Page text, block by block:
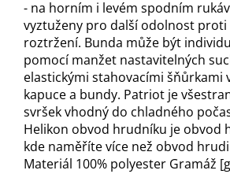
- na horním i levém spodním
vyztuženy pro další odolnost
roztržení. Bunda může být
pomocí manžet nastavitelných
elastickými stahovacími šňůrkami
kapuce a bundy. Patriot je
svršek vhodný do chladného
Helikon obvod hrudníku je obvod
kde naměříte více než obvod
Materiál 100% polyester Gramáž